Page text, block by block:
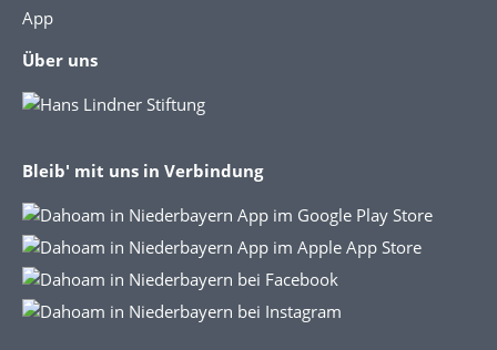
App
Über uns
Bleib' mit uns in Verbindung